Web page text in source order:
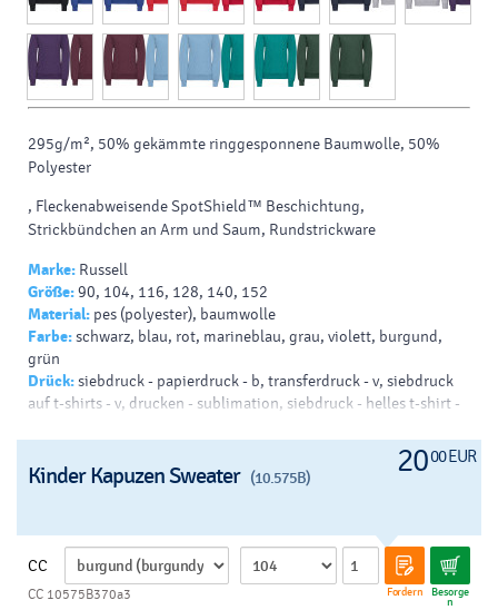
295g/m², 50% gekämmte ringgesponnene Baumwolle, 50%
Polyester
, Fleckenabweisende SpotShield™ Beschichtung,
Strickbündchen an Arm und Saum, Rundstrickware
Marke: Russell
Größe:90, 104, 116, 128, 140, 152
Material: pes (polyester), baumwolle
Farbe:schwarz, blau, rot, marineblau, grau, violett, burgund,
grün
Drück:siebdruck - papierdruck - b, transferdruck - v, siebdruck
auf t-shirts - v, drucken - sublimation, siebdruck - helles t-shirt -
2000 EUR
Kinder Kapuzen Sweater (10.575B)
CC
Fordern Besorge
n
CC 10575B370a3